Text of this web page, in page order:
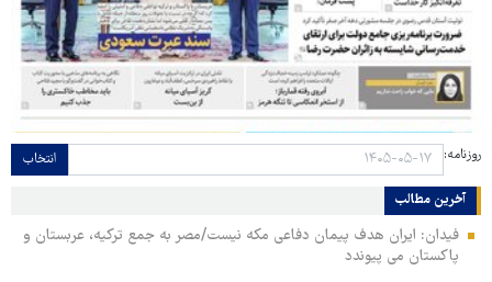
روزنامه: انتخاب
آخرین مطالب
فیدان: ایران هدف پیمان دفاعی مکه نیست/مصر به جمع ترکیه، عربستان و
پاکستان می پیوندد